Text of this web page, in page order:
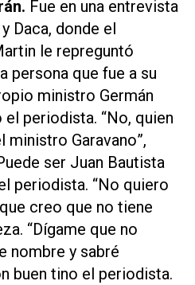
Fue en una entrevista
Daca, donde el
le repreguntó
persona que fue a su
ministro Germán
el periodista. “No, quien
ministro Garavano”,
ser Juan Bautista
periodista. “No quiero
creo que no tiene
“Dígame que no
nombre y sabré
buen tino el periodista.